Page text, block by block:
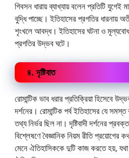
গিবসন ধারায় ব্যাখ্যায় বলেন প্রতিটি যুগেই
বুদ্ধি পাচ্ছে। ইতিহাসের প্রগতির ধারনায়
শৃংখলে আবদ্ধ। ইতিহাসের ঘটনা ও
প্রগতির উদ্ভব ঘটে।
৪. দৃষ্টিবাত
রোমান্টিক ভাব ধরার প্রতিক্রিয়া হিসেবে
দর্শনের। রোমান্টিক পর্ব ইতিহাসের যে সমস্ত
তথ্য নির্ভর ছিল না। দৃষ্টিবাদী দর্শনের
বিশ্লেষণে বৈজ্ঞানিক নিয়ম রীতি প্রয়োগের
মেনে ঐতিহাসিককে দুটি কাজ করতে হয়,